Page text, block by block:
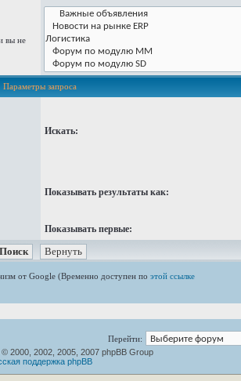
вы не
Параметры запроса
Искать:
Показывать результаты как:
Показывать первые:
от Google (Временно доступен по этой ссылке
Перейти:
© 2000, 2002, 2005, 2007 phpBB Group
поддержка phpBB